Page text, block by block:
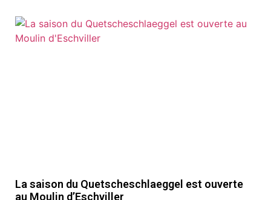
La saison du Quetscheschlaeggel est ouverte
au Moulin d’Eschviller